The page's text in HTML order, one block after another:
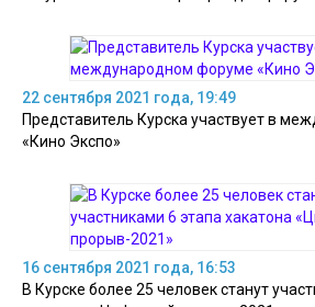
22 сентября 2021 года, 19:49
Представитель Курска участвует в
«Кино Экспо»
16 сентября 2021 года, 16:53
В Курске более 25 человек станут